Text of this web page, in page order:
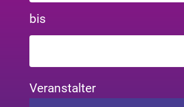
bis
Veranstalter